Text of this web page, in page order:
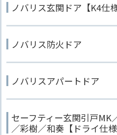
ノバリス玄関ドア【K4仕様
ノバリス防火ドア
ノバリスアパートドア
セーフティー玄関引戸MK
／彩樹／和奏【ドライ仕様